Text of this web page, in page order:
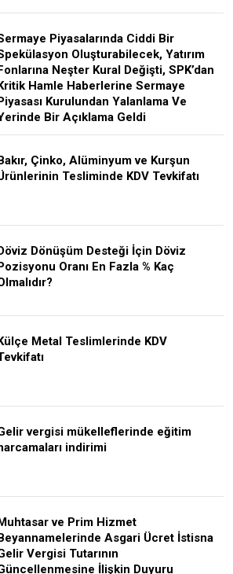
Piyasalarında Ciddi Bir
Oluşturabilecek, Yatırım
Neşter Kural Değişti, SPK’dan
Hamle Haberlerine Sermaye
Kurulundan Yalanlama Ve
Bir Açıklama Geldi
Çinko, Alüminyum ve Kurşun
Tesliminde KDV Tevkifatı
Dönüşüm Desteği İçin Döviz
Oranı En Fazla % Kaç
Metal Teslimlerinde KDV
vergisi mükelleflerinde eğitim
indirimi
ve Prim Hizmet
Asgari Ücret İstisna
Vergisi Tutarının
İlişkin Duyuru